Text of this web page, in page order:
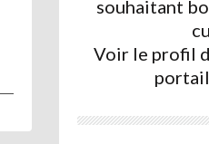
souhaitant
Voir le profil